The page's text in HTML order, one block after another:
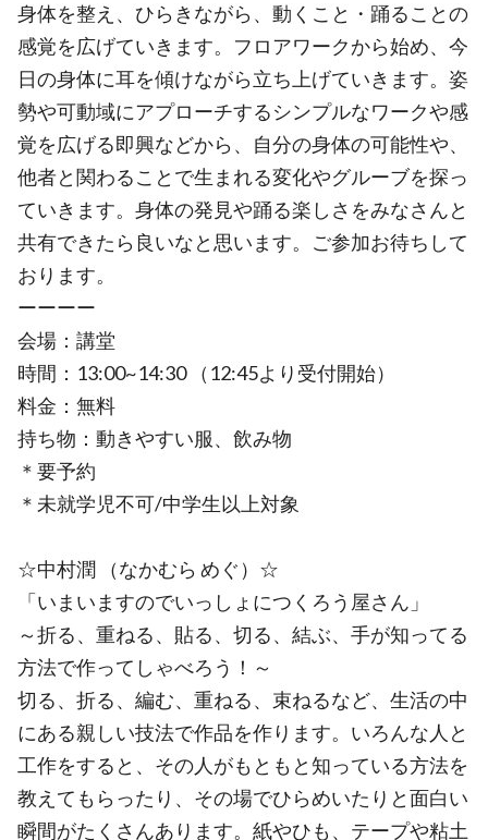
身体を整え、ひらきながら、動くこと・踊ることの
感覚を広げていきます。フロアワークから始め、今
日の身体に耳を傾けながら立ち上げていきます。姿
勢や可動域にアプローチするシンプルなワークや感
覚を広げる即興などから、自分の身体の可能性や、
他者と関わることで生まれる変化やグルーブを探っ
ていきます。身体の発見や踊る楽しさをみなさんと
共有できたら良いなと思います。ご参加お待ちして
おります。
ーーーー
会場：講堂
時間：13:00~14:30 （12:45より受付開始）
料金：無料
持ち物：動きやすい服、飲み物
＊要予約
＊未就学児不可/中学生以上対象
☆中村潤 （なかむら めぐ）☆
「いまいますのでいっしょにつくろう屋さん」
～折る、重ねる、貼る、切る、結ぶ、手が知ってる
方法で作ってしゃべろう！～
切る、折る、編む、重ねる、束ねるなど、生活の中
にある親しい技法で作品を作ります。いろんな人と
工作をすると、その人がもともと知っている方法を
教えてもらったり、その場でひらめいたりと面白い
瞬間がたくさんあります。紙やひも、テープや粘土